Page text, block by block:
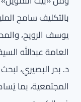
بالتكليف سامح
يوسف الرويح،
العامة عبدالله
د. بدر البصيري،
المجتمعية، بما